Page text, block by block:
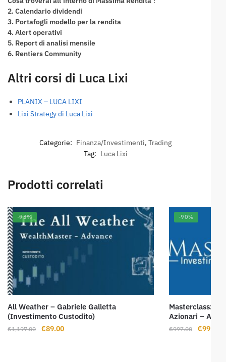
2. Calendario dividendi
3. Portafogli modello per la rendita
4. Alert operativi
5. Report di analisi mensile
6. Rentiers Community
Altri corsi di Luca Lixi
PLANIX – LUCA LIXI
Lixi Strategy di Luca Lixi
Categorie: Finanza/Investimenti, Trading
Tag: Luca Lixi
Prodotti correlati
-93%
All Weather – Gabriele Galletta
(Investimento Custodito)
€1,197.00
Il
€89.00Il
-90%
Masterclass:
Azionari –
€997.00
Il
€99.00